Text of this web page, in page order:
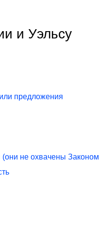
и Уэльсу
предложения
не охвачены